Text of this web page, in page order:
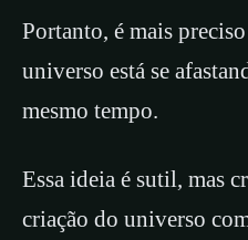
Portanto, é mais
universo está se
mesmo tempo.
Essa ideia é sutil, mas
criação do universo